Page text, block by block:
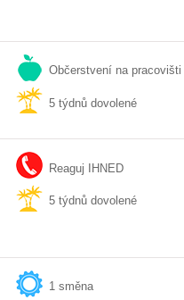
Občerstvení na pracovišti
5 týdnů dovolené
Reaguj IHNED
5 týdnů dovolené
1 směna